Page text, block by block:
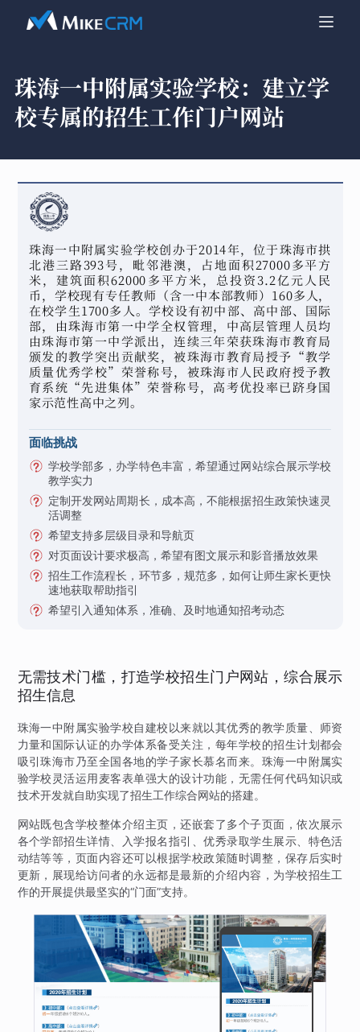
珠海一中附属实验学校： 建立学
校专属的招生工作门户网站
珠海一中附属实验学校创办于2014年，位于珠海市拱
北港三路393号，毗邻港澳，占地面积27000多平方
米，建筑面积62000多平方米，总投资3.2亿元人民
币，学校现有专任教师（含一中本部教师）160多人，
在校学生1700多人。学校设有初中部、高中部、国际
部，由珠海市第一中学全权管理，中高层管理人员均
由珠海市第一中学派出，连续三年荣获珠海市教育局
颁发的教学突出贡献奖，被珠海市教育局授予“教学
质量优秀学校”荣誉称号，被珠海市人民政府授予教
育系统“先进集体”荣誉称号，高考优投率已跻身国
家示范性高中之列。
面临挑战
学校学部多，办学特色丰富，希望通过网站综合展示学校
教学实力
定制开发网站周期长，成本高，不能根据招生政策快速灵
活调整
希望支持多层级目录和导航页
对页面设计要求极高，希望有图文展示和影音播放效果
招生工作流程长，环节多，规范多，如何让师生家长更快
速地获取帮助指引
希望引入通知体系，准确、及时地通知招考动态
无需技术门槛，打造学校招生门户网站，综合展示
招生信息
珠海一中附属实验学校自建校以来就以其优秀的教学质量、师资
力量和国际认证的办学体系备受关注，每年学校的招生计划都会
吸引珠海市乃至全国各地的学子家长慕名而来。珠海一中附属实
验学校灵活运用麦客表单强大的设计功能，无需任何代码知识或
技术开发就自助实现了招生工作综合网站的搭建。
网站既包含学校整体介绍主页，还嵌套了多个子页面，依次展示
各个学部招生详情、入学报名指引、优秀录取学生展示、特色活
动结等等，页面内容还可以根据学校政策随时调整，保存后实时
更新，展现给访问者的永远都是最新的介绍内容，为学校招生工
作的开展提供最坚实的“门面”支持。